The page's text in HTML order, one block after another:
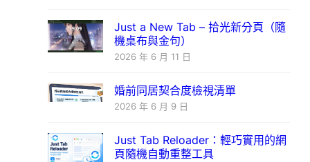
Just a New Tab – 拾光新分頁（隨
機桌布與金句）
2026 年 6 月 11 日
婚前同居契合度檢視清單
2026 年 6 月 9 日
Just Tab Reloader：輕巧實用的網
頁隨機自動重整工具